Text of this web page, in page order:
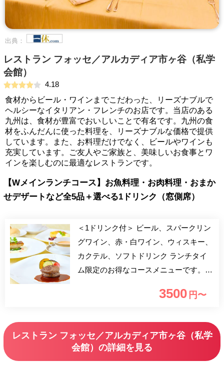
出典：
レストラン フォッセ／アルカディア市ヶ谷（私学
会館）
4.18
食材からビール・ワインまでこだわった、リーズナブルで
ヘルシーなイタリアン・フレンチのお店です。当店のある
九州は、食材が豊富でおいしいことで有名です。九州の食
材をふんだんに使った料理を、リーズナブルな価格で提供
しています。また、お料理だけでなく、ビールやワインも
充実しています。ご友人やご家族と、美味しいお食事とワ
インを楽しむのに最適なレストランです。
【Wメインランチコース】お魚料理・お肉料理・おまか
せデザートなど全5品＋選べる1ドリンク（窓側席）
＜1ドリンク付＞ ビール、スパークリン
グワイン、赤・白ワイン、ウィスキー、
カクテル、ソフトドリンク ランチタイ
ム限定のお得なコースメニューです。
ト・コーヒーを愉しめる充実の全4品ラ
い。
3500 円〜
レストラン フォッセ／アルカディア市ヶ谷（私学
会館）の詳細を見る